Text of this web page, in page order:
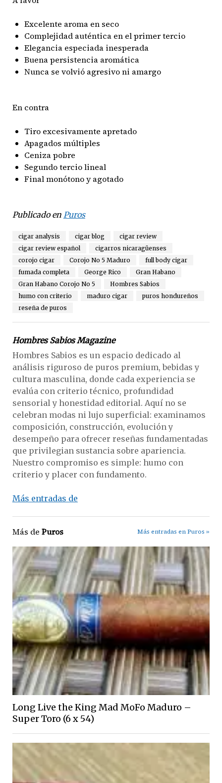
Excelente aroma en seco
Complejidad auténtica en el primer tercio
Elegancia especiada inesperada
Buena persistencia aromática
Nunca se volvió agresivo ni amargo
En contra
Tiro excesivamente apretado
Apagados múltiples
Ceniza pobre
Segundo tercio lineal
Final monótono y agotado
Publicado en Puros
cigar analysis cigar blog
cigar review
cigar review español
cigarros nicaragüenses
corojo cigar
Corojo No 5 Maduro
full body cigar
fumada completa
George Rico
Gran Habano
Gran Habano Corojo No 5
Hombres Sabios
humo con criterio
maduro cigar
puros hondureños
reseña de puros
Hombres Sabios Magazine
Hombres Sabios es un espacio dedicado al
análisis riguroso de puros premium, bebidas y
cultura masculina, donde cada experiencia se
evalúa con criterio técnico, profundidad
sensorial y honestidad editorial. Aquí no se
celebran modas ni lujo superficial: examinamos
composición, construcción, evolución y
desempeño para ofrecer reseñas fundamentadas
que privilegian sustancia sobre apariencia.
Nuestro compromiso es simple: humo con
criterio y placer con fundamento.
Más entradas de
Más de Puros Más entradas en Puros »
Long Live the King Mad MoFo Maduro –
Super Toro (6 x 54)